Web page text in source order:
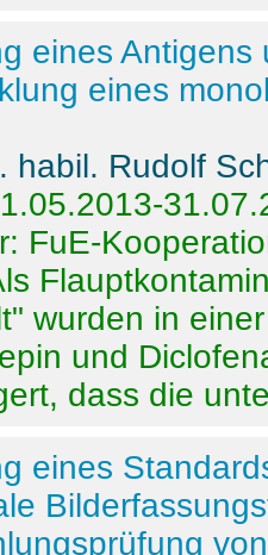
eines
eines
habil. Rudolf
FuE-
wurden in
und
dass die
eines